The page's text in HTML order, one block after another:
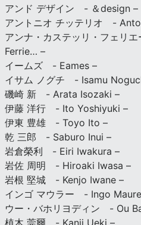
アンド デザイン - ＆design –
アントニオ チッテリオ -
アンナ・カステッリ・フェリ
Ferrie… –
イームズ - Eames –
イサム ノグチ - Isamu
磯崎 新 - Arata Isozaki –
伊藤 洋行 - Ito Yoshiyuki –
伊東 豊雄 - Toyo Ito –
乾 三郎 - Saburo Inui –
岩倉榮利 - Eiri Iwakura –
岩佐 周明 - Hiroaki Iwasa –
岩根 堅城 - Kenjo Iwane –
インゴ マウラー - Ingo
ウー・バホリヨディン - Ou